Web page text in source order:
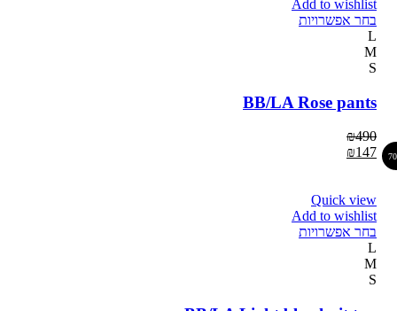
Add to wishlist
בחר אפשרויות
L
M
S
BB/LA Rose pants
₪490
₪147
Quick view
Add to wishlist
בחר אפשרויות
L
M
S